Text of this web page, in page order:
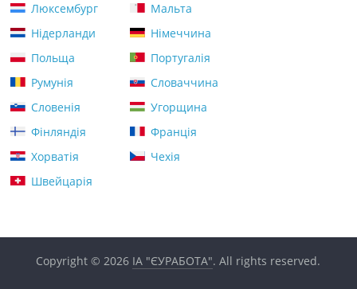
Люксембург
Мальта
Нідерланди
Німеччина
Польща
Португалія
Румунія
Словаччина
Словенія
Угорщина
Фінляндія
Франція
Хорватія
Чехія
Швейцарія
Copyright © 2026 ІА "ЄУРАБОТА". All rights reserved.